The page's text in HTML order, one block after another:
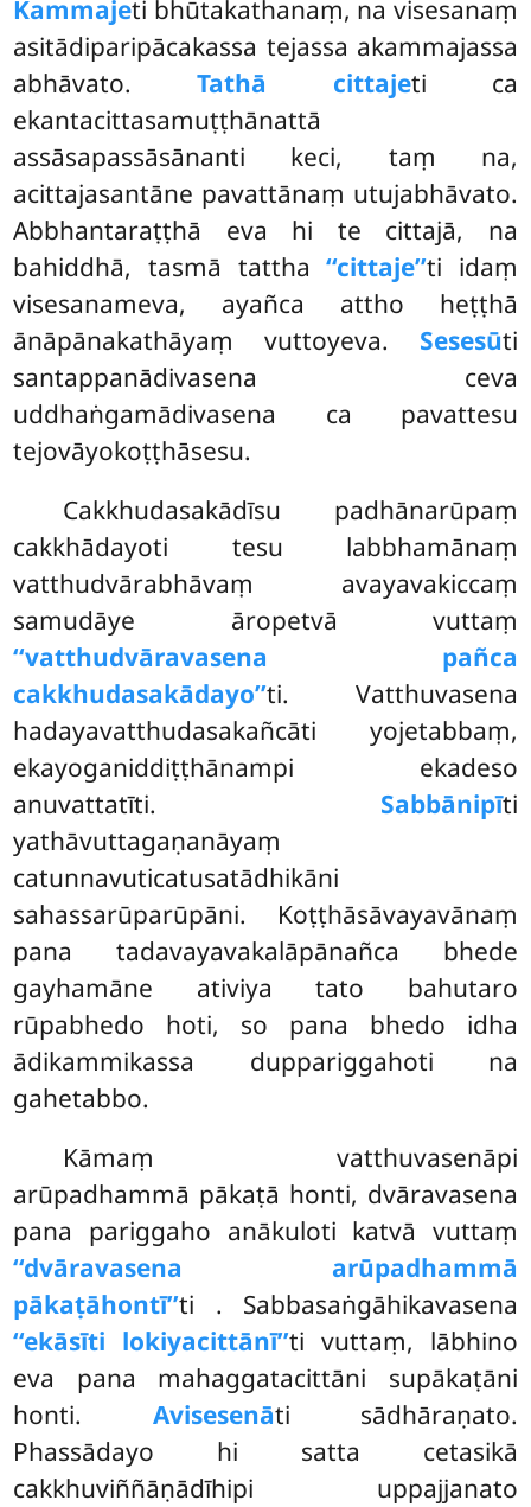
Kammajeti bhūtakathanaṃ, na visesanaṃ
asitādiparipācakassa tejassa akammajassa
abhāvato.Tathā cittajeti ca
ekantacittasamuṭṭhānattā
assāsapassāsānanti keci, taṃ na,
acittajasantāne pavattānaṃ utujabhāvato.
Abbhantaraṭṭhā eva hi te cittajā, na
bahiddhā, tasmā tattha‘‘cittaje’’ti idaṃ
visesanameva, ayañca attho heṭṭhā
ānāpānakathāyaṃ vuttoyeva. Sesesūti
santappanādivasena ceva
uddhaṅgamādivasena ca pavattesu
tejovāyokoṭṭhāsesu.
Cakkhudasakādīsu padhānarūpaṃ
cakkhādayoti tesu labbhamānaṃ
vatthudvārabhāvaṃ avayavakiccaṃ
samudāye āropetvā vuttaṃ
‘‘vatthudvāravasena pañca
cakkhudasakādayo’’ti. Vatthuvasena
hadayavatthudasakañcāti yojetabbaṃ,
ekayoganiddiṭṭhānampi ekadeso
anuvattatīti. Sabbānipīti
yathāvuttagaṇanāyaṃ
catunnavuticatusatādhikāni
sahassarūparūpāni. Koṭṭhāsāvayavānaṃ
pana tadavayavakalāpānañca bhede
gayhamāne ativiya tato bahutaro
rūpabhedo hoti, so pana bhedo idha
ādikammikassa duppariggahoti na
gahetabbo.
Kāmaṃ vatthuvasenāpi
arūpadhammā pākaṭā honti, dvāravasena
pana pariggaho anākuloti katvā vuttaṃ
‘‘dvāravasena arūpadhammā
pākaṭāhontī’’ti . Sabbasaṅgāhikavasena
‘‘ekāsīti lokiyacittānī’’ti vuttaṃ, lābhino
eva pana mahaggatacittāni supākaṭāni
honti. Avisesenāti sādhāraṇato.
Phassādayo hi satta cetasikā
cakkhuviññāṇādīhipi uppajjanato